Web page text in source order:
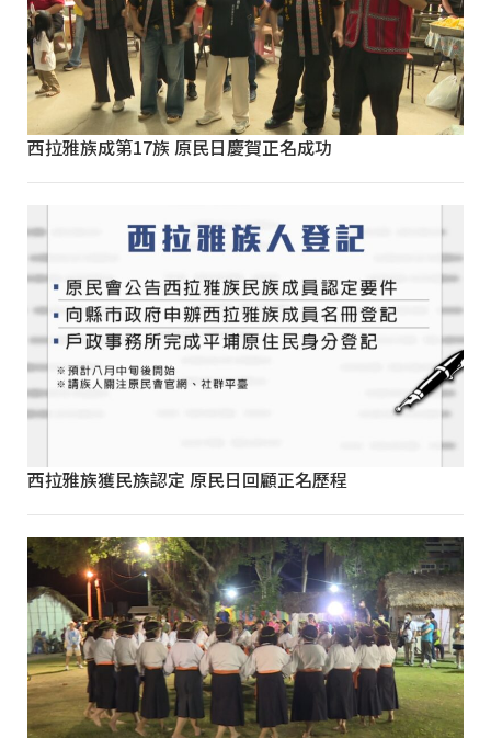
西拉雅族成第17族 原民日慶賀正名成功
西拉雅族獲民族認定 原民日回顧正名歷程